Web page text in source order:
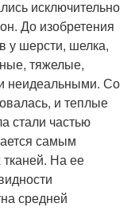
исключительно
До изобретения
у шерсти, шелка,
тяжелые,
неидеальными. Со
и теплые
стали частью
самым
На ее
средней